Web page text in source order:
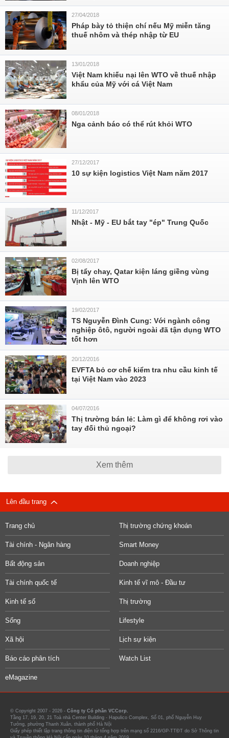
27/04/2018
Pháp bày tỏ thiện chí nếu Mỹ miễn tăng
thuế nhôm và thép nhập từ EU
13/01/2018
Việt Nam khiếu nại lên WTO về thuế nhập
khẩu của Mỹ với cá Việt Nam
08/01/2018
Nga cảnh báo có thể rút khỏi WTO
27/12/2017
10 sự kiện logistics Việt Nam năm 2017
11/12/2017
Nhật - Mỹ - EU bắt tay "ép" Trung Quốc
02/08/2017
Bị tẩy chay, Qatar kiện láng giềng vùng
Vịnh lên WTO
19/02/2017
TS Nguyễn Đình Cung: Với ngành công
nghiệp ôtô, người ngoài đã tận dụng WTO
tốt hơn
20/12/2016
EVFTA bỏ cơ chế kiểm tra nhu cầu kinh tế
tại Việt Nam vào 2023
04/07/2016
Thị trường bán lẻ: Làm gì để không rơi vào
tay đối thủ ngoại?
Xem thêm
Lên đầu trang
Trang chủ Thị trường chứng khoán
Tài chính - Ngân hàng Smart Money
Bất động sản Doanh nghiệp
Tài chính quốc tế Kinh tế vĩ mô - Đầu tư
Kinh tế số Thị trường
Sống Lifestyle
Xã hội Lịch sự kiện
Báo cáo phân tích Watch List
eMagazine
© Copyright 2007 - 2026 - Công ty Cổ phần VCCorp.
Tầng 17, 19, 20, 21 Toà nhà Center Building - Hapulico Complex, Số 01, phố Nguyễn Huy
Tưởng, phường Thanh Xuân, thành phố Hà Nội
Giấy phép thiết lập trang thông tin điện tử tổng hợp trên mạng số 2216/GP-TTĐT do Sở Thông tin